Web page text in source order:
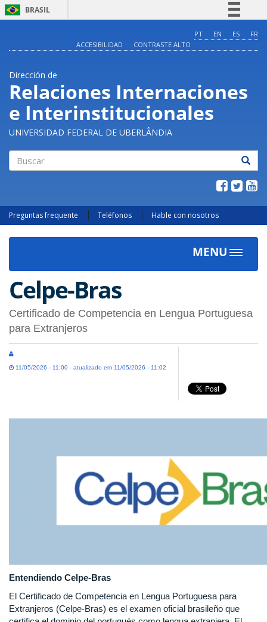
BRASIL
Comunica BR
Acesso à informação
Legislação
Canais
PT EN ES
FR
ACCESIBILIDAD
CONTRASTE ALTO
Dirección de
Relaciones Internaciones
e Interinstitucionales
UNIVERSIDAD FEDERAL DE UBERLÂNDIA
Preguntas frequente Teléfonos Hable con nosotros
MENU
Toggle
Celpe-Bras
Certificado de Competencia en Lengua Portuguesa
para Extranjeros
11/05/2026 - 11:00 - atualizado em 11/05/2026 - 11:02
Entendiendo Celpe-Bras
El Certificado de Competencia en Lengua Portuguesa para
Extranjeros (Celpe-Bras) es el examen oficial brasileño que